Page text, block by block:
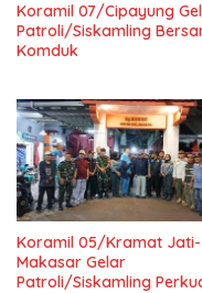
Koramil 07/Cipayung
Patroli/Siskamling
Komduk
Koramil 05/Kramat Jati-
Makasar Gelar
Patroli/Siskamling